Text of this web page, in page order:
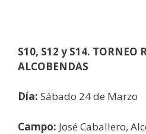
S10, S12 y S14. TORNEO
ALCOBENDAS
Día: Sábado 24 de Marzo
Campo: José Caballero,